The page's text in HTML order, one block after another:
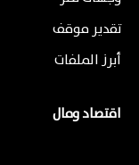
تقدير موقف
أبرز الملفات
اقتصاد ومال